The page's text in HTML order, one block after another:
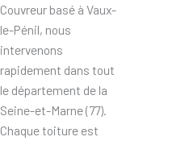
Couvreur basé à Vaux-
le-Pénil, nous
intervenons
rapidement dans tout
le département de la
Seine-et-Marne (77).
Chaque toiture est